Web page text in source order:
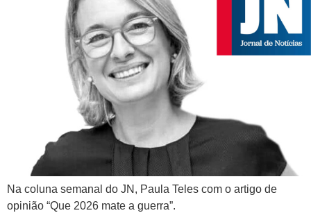
Na coluna semanal do JN, Paula Teles com o artigo de
opinião “Que 2026 mate a guerra”.